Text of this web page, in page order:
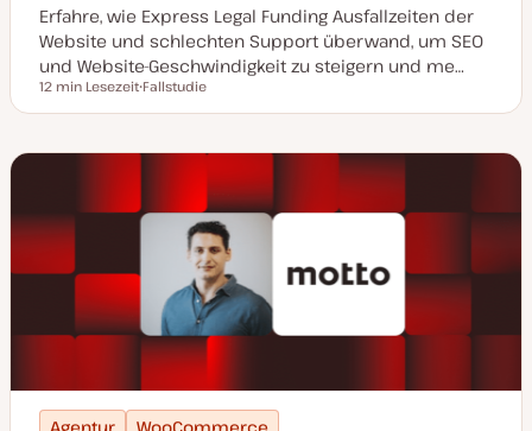
Erfahre, wie Express Legal Funding Ausfallzeiten der
Website und schlechten Support überwand, um SEO
und Website-Geschwindigkeit zu steigern und me…
Lesezeit
12 min Lesezeit
o
t
Fallstudie